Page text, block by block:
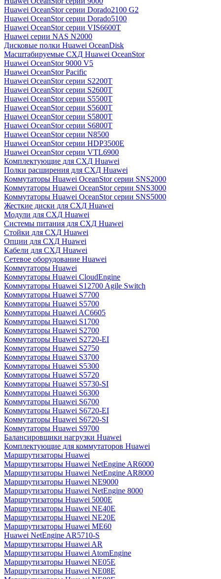
Huawei OceanStor серии Dorado2100 G2
Huawei OceanStor серии Dorado5100
Huawei OceanStor серии VIS6600T
Huawei серии NAS N2000
Дисковые полки Huawei OceanDisk
Масштабируемые СХД Huawei OceanStor
Huawei OceanStor 9000 V5
Huawei OceanStor Pacific
Huawei OceanStor серии S2200T
Huawei OceanStor серии S2600T
Huawei OceanStor серии S5500T
Huawei OceanStor серии S5600T
Huawei OceanStor серии S5800T
Huawei OceanStor серии S6800T
Huawei OceanStor серии N8500
Huawei OceanStor серии HDP3500E
Huawei OceanStor серии VTL6900
Комплектующие для СХД Huawei
Полки расширения для СХД Huawei
Коммутаторы Huawei OceanStor серии SNS2000
Коммутаторы Huawei OceanStor серии SNS3000
Коммутаторы Huawei OceanStor серии SNS5000
Жесткие диски для СХД Huawei
Модули для СХД Huawei
Системы питания для СХД Huawei
Стойки для СХД Huawei
Опции для СХД Huawei
Кабели для СХД Huawei
Сетевое оборудование Huawei
Коммутаторы Huawei
Коммутаторы Huawei CloudEngine
Коммутаторы Huawei S12700 Agile Switch
Коммутаторы Huawei S7700
Коммутаторы Huawei S5700
Коммутаторы Huawei AC6605
Коммутаторы Huawei S1700
Коммутаторы Huawei S2700
Коммутаторы Huawei S2720-EI
Коммутаторы Huawei S2750
Коммутаторы Huawei S3700
Коммутаторы Huawei S5300
Коммутаторы Huawei S5720
Коммутаторы Huawei S5730-SI
Коммутаторы Huawei S6300
Коммутаторы Huawei S6700
Коммутаторы Huawei S6720-EI
Коммутаторы Huawei S6720-SI
Коммутаторы Huawei S9700
Балансировщики нагрузки Huawei
Комплектующие для коммутаторов Huawei
Маршрутизаторы Huawei
Маршрутизаторы Huawei NetEngine AR6000
Маршрутизаторы Huawei NetEngine AR8000
Маршрутизаторы Huawei NE9000
Маршрутизаторы Huawei NetEngine 8000
Маршрутизаторы Huawei 5000E
Маршрутизаторы Huawei NE40E
Маршрутизаторы Huawei NE20E
Маршрутизаторы Huawei ME60
Huawei NetEngine AR5710-S
Маршрутизаторы Huawei AR
Маршрутизаторы Huawei AtomEngine
Маршрутизаторы Huawei NE05E
Маршрутизаторы Huawei NE08E